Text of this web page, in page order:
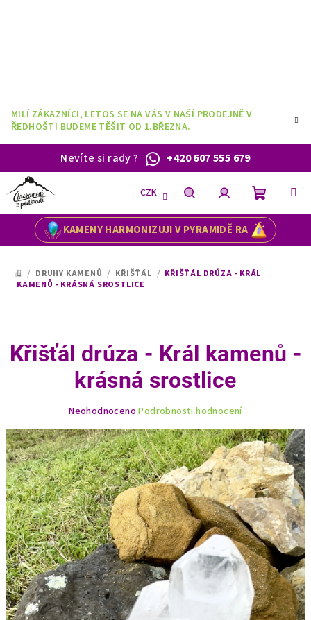
MILÍ ZÁKAZNÍCI, LETOS SE NA VÁS V NAŠÍ PRODEJNĚ V
ŘEDHOŠTI BUDEME TĚŠIT OD 1.BŘEZNA.
Nevíte si rady? +420 607 555 679
KAMENY HARMONIZUJI V PYRAMIDĚ RA
CZK
HledatPřihlášeníNákupní
DOMŮ
/ DRUHY KAMENŮ / KŘIŠŤÁL / KŘIŠŤÁL DRÚZA - KRÁL
KAMENŮ - KRÁSNÁ SROSTLICE
Křišťál drúza - Král kamenů -
krásná srostlice
produktu
je
0,0
z
5
hvězdiček.
Neohodnoceno Podrobnosti hodnocení